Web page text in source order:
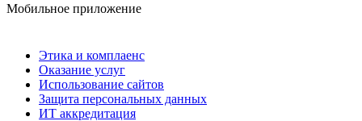
Мобильное приложение
Этика и комплаенс
Оказание услуг
Использование сайтов
Защита персональных данных
ИТ аккредитация